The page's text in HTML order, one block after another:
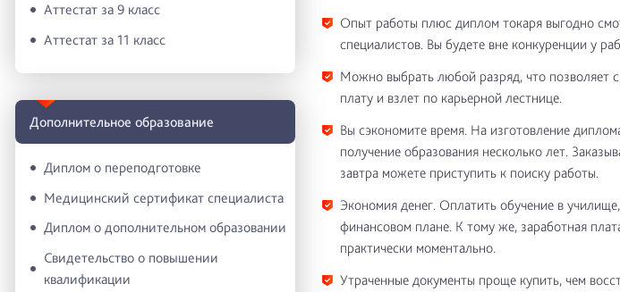
Аттестат за 9 класс
Аттестат за 11 класс
Дополнительное образование
Диплом о переподготовке
Медицинский сертификат специалиста
Диплом о дополнительном образовании
Свидетельство о повышении
квалификации
Опыт работы плюс диплом токаря выгодно
специалистов. Вы будете вне конкуренции у
Можно выбрать любой разряд, что позволяет
плату и взлет по карьерной лестнице.
Вы сэкономите время. На изготовление
получение образования несколько лет.
завтра можете приступить к поиску работы.
Экономия денег. Оплатить обучение в
финансовом плане. К тому же, заработная
практически моментально.
Утраченные документы проще купить, чем